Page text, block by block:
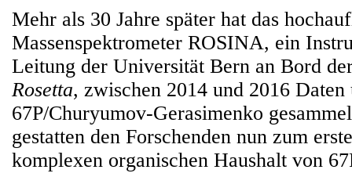
Mehr als 30 Jahre später hat das
Massenspektrometer ROSINA, ein
Leitung der Universität Bern an Bord
Rosetta, zwischen 2014 und 2016
67P/Churyumov-Gerasimenko
gestatten den Forschenden nun zum
komplexen organischen Haushalt von